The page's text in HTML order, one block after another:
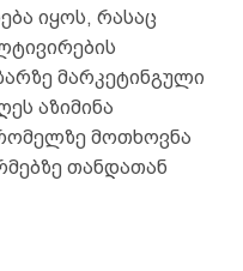
იყოს, რასაც
მარკეტინგული
აზიმინა
მოთხოვნა
თანდათან